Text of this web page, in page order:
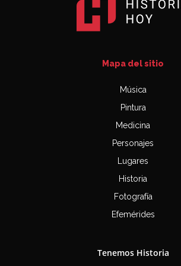
Mapa del sitio
Música
Pintura
Medicina
Personajes
Lugares
Historia
Fotografía
Efemérides
Tenemos Historia